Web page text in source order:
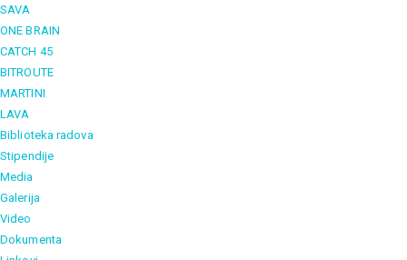
SAVA
ONE BRAIN
CATCH 45
BITROUTE
MARTINI
LAVA
Biblioteka radova
Stipendije
Media
Galerija
Video
Dokumenta